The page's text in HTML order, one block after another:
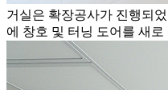
거실은 확장공사가 진행되
에 창호 및 터닝 도어를 새